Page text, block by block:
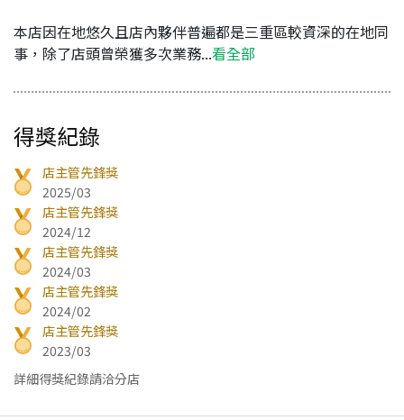
本店因在地悠久且店內夥伴普遍都是三重區較資深的在地同
事，除了店頭曾榮獲多次業務...看全部
得獎紀錄
店主管先鋒獎
2025/03
店主管先鋒獎
2024/12
店主管先鋒獎
2024/03
店主管先鋒獎
2024/02
店主管先鋒獎
2023/03
詳細得獎紀錄請洽分店